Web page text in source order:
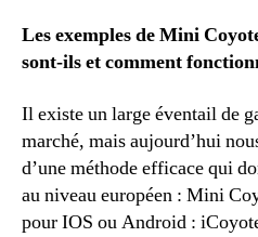
Les exemples de Mini
sont-ils et comment
Il existe un large éventail de
marché, mais aujourd’hui
d’une méthode efficace qui
au niveau européen : Mini
pour IOS ou Android :